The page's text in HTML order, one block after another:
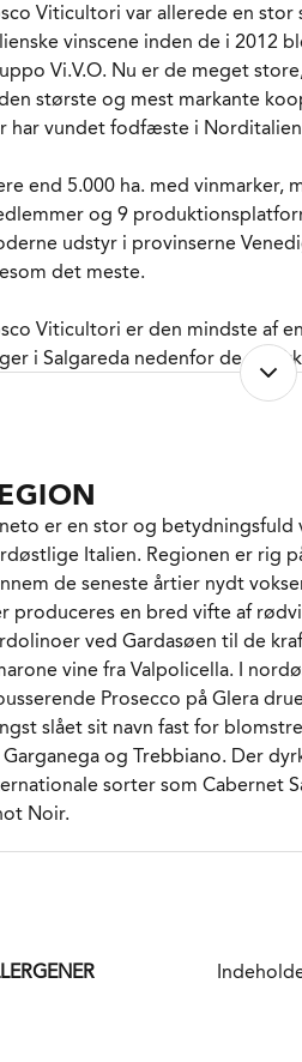
derpå presses druerne til most
efterfølgende 4 måneder lange
stål. Der arbejdes uden
alle de justeringer, som mange
ellers udsættes for, og resultatet
med, at den fortæller
en afdæmpet og fin måde.
Grigio er vel lige så meget et
og der er efterhånden 10.000-
buen til bristepunktet
Her er vi i den lette, milde,
Bare en ren blidt
dejlig aperitif og en god
hvid fisk og rene
Viticultori var allerede en stor
vinscene inden de i 2012
Vi.V.O. Nu er de meget
største og mest markante
har vundet fodfæste i
end 5.000 ha. med vinmarker,
og 9
udstyr i provinserne
det meste.
Viticultori er den mindste af
i Salgareda nedenfor de
og Cornegliano, og
forvandle mosten fra Glera druen
kalde Prosecco) til lette
samlede kapacitet bare
er efterhånden kommet op på
liter. Læg dertil en
som betyder, at der nu
produceres flere end 50
kan lyde skræmmende, men
vine er særdeles
og Bosco
vifte af delikate rent smagende
et forhold mellem pris og
har vi haft fornøjelsen af
er en stor og betydningsfuld
Italien. Regionen er rig
de seneste årtier nydt
produceres en bred vifte af
ved Gardasøen til de
vine fra Valpolicella. I
Prosecco på Glera
slået sit navn fast for
Garganega og Trebbiano. Der
sorter som Cabernet
Noir.